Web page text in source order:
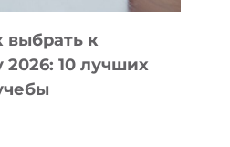
выбрать к
2026: 10 лучших